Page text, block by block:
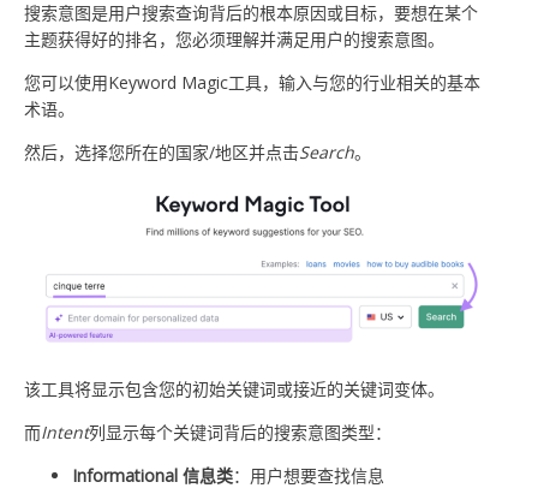
搜索意图是用户搜索查询背后的根本原因或目标，要想在某个
主题获得好的排名，您必须理解并满足用户的搜索意图。
您可以使用Keyword Magic工具，输入与您的行业相关的基本
术语。
然后，选择您所在的国家/地区并点击Search。
该工具将显示包含您的初始关键词或接近的关键词变体。
而Intent列显示每个关键词背后的搜索意图类型：
Informational 信息类：用户想要查找信息